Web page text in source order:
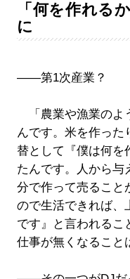
「何を作れる
に
――第1次産業？
「農業や漁業のよ
んです。米を作った
替として『僕は何を
たんです。人から与
分で作って売ること
ので生活できれば、
です』と言われるこ
仕事が無くなること